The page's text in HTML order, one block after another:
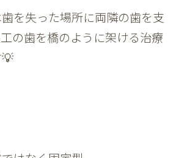
を失った場所に両隣の歯を支
の歯を橋のように架ける治療